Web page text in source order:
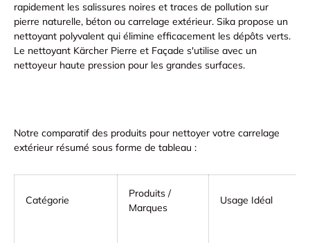
rapidement les salissures noires et traces de pollution sur
pierre naturelle, béton ou carrelage extérieur. Sika propose un
nettoyant polyvalent qui élimine efficacement les dépôts verts.
Le nettoyant Kärcher Pierre et Façade s'utilise avec un
nettoyeur haute pression pour les grandes surfaces.
Notre comparatif des produits pour nettoyer votre carrelage
extérieur résumé sous forme de tableau :
Catégorie
Produits /
Marques
Usage Idéal